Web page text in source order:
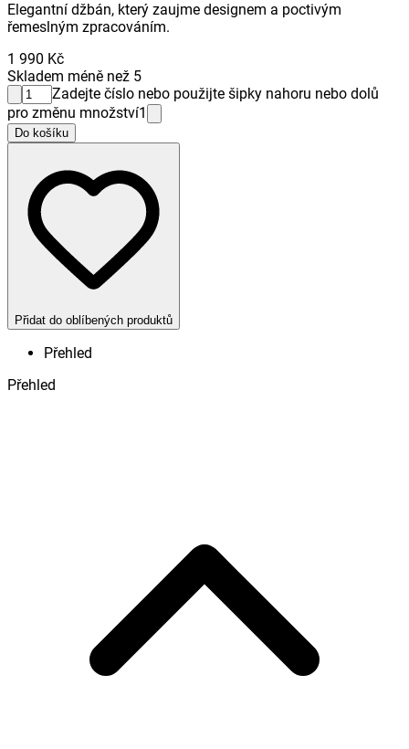
Elegantní džbán, který zaujme designem a poctivým
řemeslným zpracováním.
1 990 Kč
Skladem méně než 5
Zadejte číslo nebo použijte šipky nahoru nebo dolů
pro změnu množství1
Do košíku
Přidat do oblíbených produktů
Přehled
Přehled